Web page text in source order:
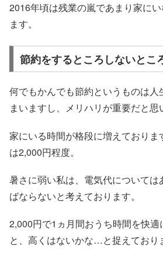
2016年頃は残業の嵐であまり家に
ます。
節約をするところしないとこ
何でもかんでも節約というものは人
まいますし、メリハリが重要だと思
家にいる時間が格段に増えておりま
は2,000円程度。
暑さに弱い私は、電気代について
ばならないと考えております。
2,000円で1ヵ月間おうち時間を快適
と、高くはないかな…と捉えており